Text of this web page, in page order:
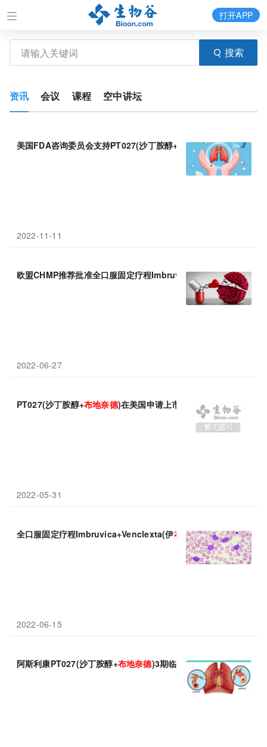
搜索
打开APP
资讯 会议 课程 空中讲坛
美国FDA咨询委员会支持PT027(沙丁胺醇+ 布地奈德
2022-11-11
欧盟CHMP推荐批准全口服固定疗程Imbruvica+Venclyxto(伊布
2022-06-27
PT027(沙丁胺醇+布地奈德)在美国申请上市：显著降低哮喘严重
2022-05-31
全口服固定疗程Imbruvica+Venclexta(伊布 替尼+维奈克拉)：3年
2022-06-15
阿斯利康PT027(沙丁胺醇+布地奈德)3期临床：作为按需抢救药物